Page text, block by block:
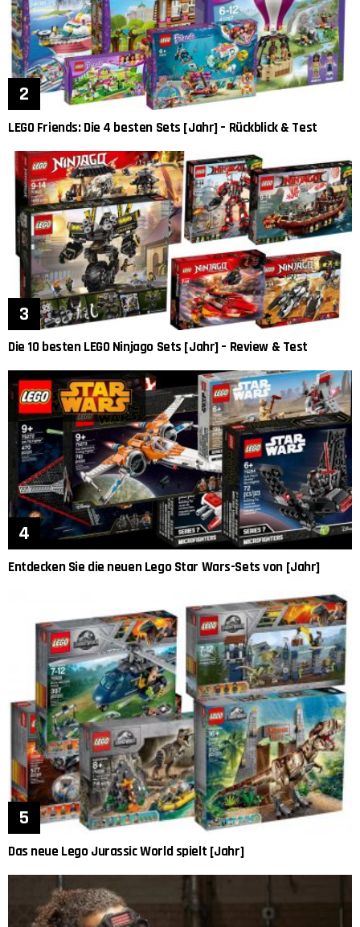
LEGO Friends: Die 4 besten Sets [Jahr] – Rückblick & Test
Die 10 besten LEGO Ninjago Sets [Jahr] – Review & Test
Entdecken Sie die neuen Lego Star Wars-Sets von [Jahr]
Das neue Lego Jurassic World spielt [Jahr]